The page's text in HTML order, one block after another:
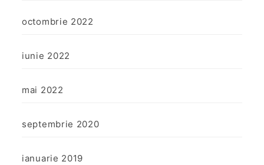
octombrie 2022
iunie 2022
mai 2022
septembrie 2020
ianuarie 2019